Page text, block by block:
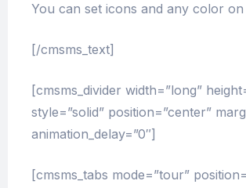
You can set icons and any color on
[/cmsms_text]
[cmsms_divider width=”long”
style=”solid” position=”center”
animation_delay=”0″]
[cmsms_tabs mode=”tour”